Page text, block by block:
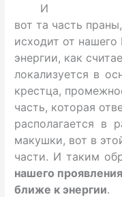
И
вот та часть
исходит от
энергии, как
локализуется в
крестца,
часть, которая
располагается в
макушки, вот в
части. И таким
нашего
ближе к энергии.